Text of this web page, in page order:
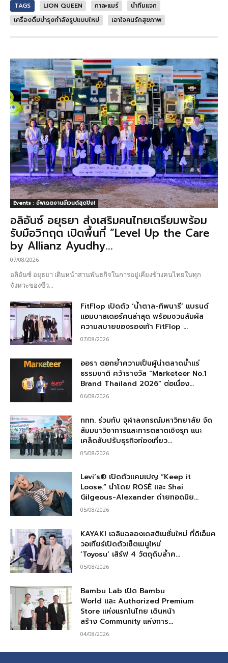
TAGS LION QUEEN กาละแมร์
นำทีมแจก
เครื่องดื่มบำรุงกำลังรูปแบบใหม่
เอาใจคนรักสุขภาพ
Events : อัพเดตงานอีเวนต์สุดปัง!
อลิอันซ์ อยุธยา ส่งเสริมคนไทยเตรียมพร้อม
รับมือวิกฤต เปิดพื้นที่ “Level Up the Care
by Allianz Ayudhy...
07/08/2026
อลิอันซ์ อยุธยา เดินหน้าสานพันธกิจในการอยู่เคียงข้างคนไทยในทุก
จังหวะของชีว...
FitFlop เปิดตัว ‘น้ำตาล-ทิพนารี’ แบรนด์
แอมบาสเดอร์คนล่าสุด พร้อมชวนสัมผัส
ความสบายของรองเท้า FitFlop ...
07/08/2026
ออรา ตอกย้ำความเป็นผู้นำตลาดน้ำแร่
ธรรมชาติ คว้ารางวัล “Marketeer No.1
Brand Thailand 2026” ต่อเนื่อง...
06/08/2026
ททท. ร่วมกับ จุฬาลงกรณ์มหาวิทยาลัย จัด
สัมมนาวิชาการและการตลาดเชิงรุก แนะ
เคล็ดลับปรับธุรกิจท่องเที่ยว...
05/08/2026
Levi’s® เปิดตัวแคมเปญ “Keep it
Loose.” นำโดย ROSÉ และ Shai
Gilgeous-Alexander ถ่ายทอดนิย...
05/08/2026
KAYAKI เฉลิมฉลองเดสติเนชั่นใหม่ ที่ดิเอ็มค
วอเทียร์เปิดตัวเซ็ตเมนูใหม่
‘Toyosu’ เสิร์ฟ 4 วัตถุดิบล้ำค...
05/08/2026
Bambu Lab เปิด Bambu
World และ Authorized Premium
Store แห่งแรกในไทย เดินหน้า
สร้าง Community แห่งการ...
04/08/2026